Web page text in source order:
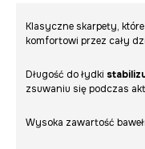
Klasyczne skarpety, które
komfortowi przez cały
Długość do łydki
zsuwaniu się podczas
Wysoka zawartość